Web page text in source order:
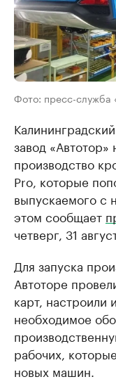
Фото: пресс-служба
завод
производство
Pro, которые
выпускаемого с
этом сообщает
четверг, 31
Для запуска
Автоторе
карт, настроили
необходимое
рабочих,
новых машин.